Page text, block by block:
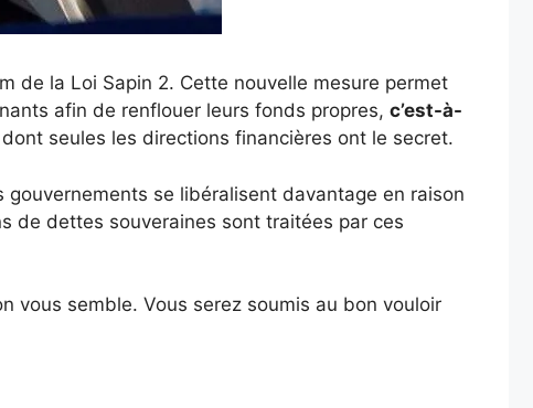
de la Loi Sapin 2. Cette nouvelle mesure permet
afin de renflouer leurs fonds propres, c’est-à-
seules les directions financières ont le secret.
gouvernements se libéralisent davantage en raison
de dettes souveraines sont traitées par ces
vous semble. Vous serez soumis au bon vouloir